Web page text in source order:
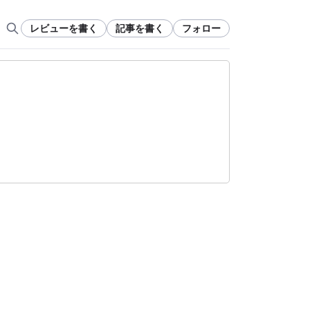
レビューを書く 記事を書く フォロー